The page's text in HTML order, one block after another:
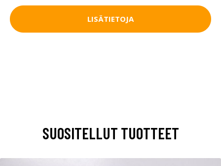
LISÄTIETOJA
SUOSITELLUT TUOTTEET